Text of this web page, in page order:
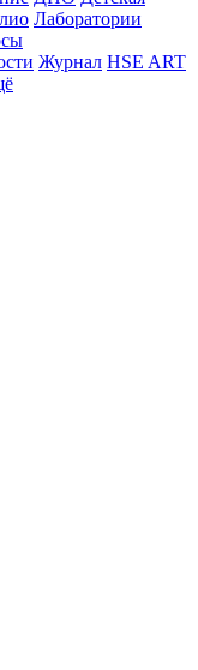
Лаборатории
Журнал HSE ART